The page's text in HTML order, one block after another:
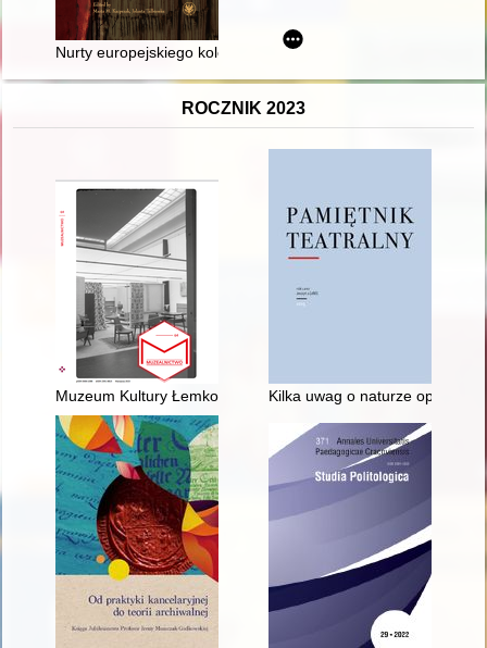
Nurty europejskiego kolekcjonerstwa grafiki w wieku XIX :
ROCZNIK 2023
Muzeum Kultury Łemkowskiej w Zyndranowej = Museum of
Kilka uwag o naturze opery,